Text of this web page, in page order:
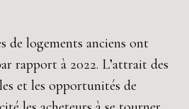
de logements anciens ont
rapport à 2022. L’attrait des
et les opportunités de